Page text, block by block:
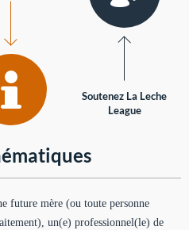
Soutenez La Leche
League
future mère (ou toute personne
un(e) professionnel(le) de